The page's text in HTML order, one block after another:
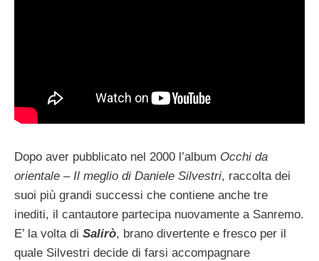
Dopo aver pubblicato nel 2000 l’album Occhi da
orientale – Il meglio di Daniele Silvestri, raccolta dei
suoi più grandi successi che contiene anche tre
inediti, il cantautore partecipa nuovamente a Sanremo.
E’ la volta di Salirò, brano divertente e fresco per il
quale Silvestri decide di farsi accompagnare